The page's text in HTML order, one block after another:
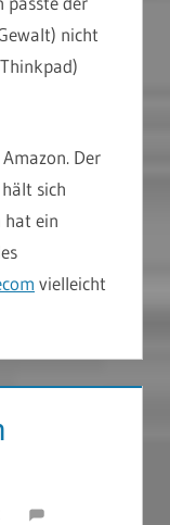
nicht
Der
sich
hat ein
vielleicht